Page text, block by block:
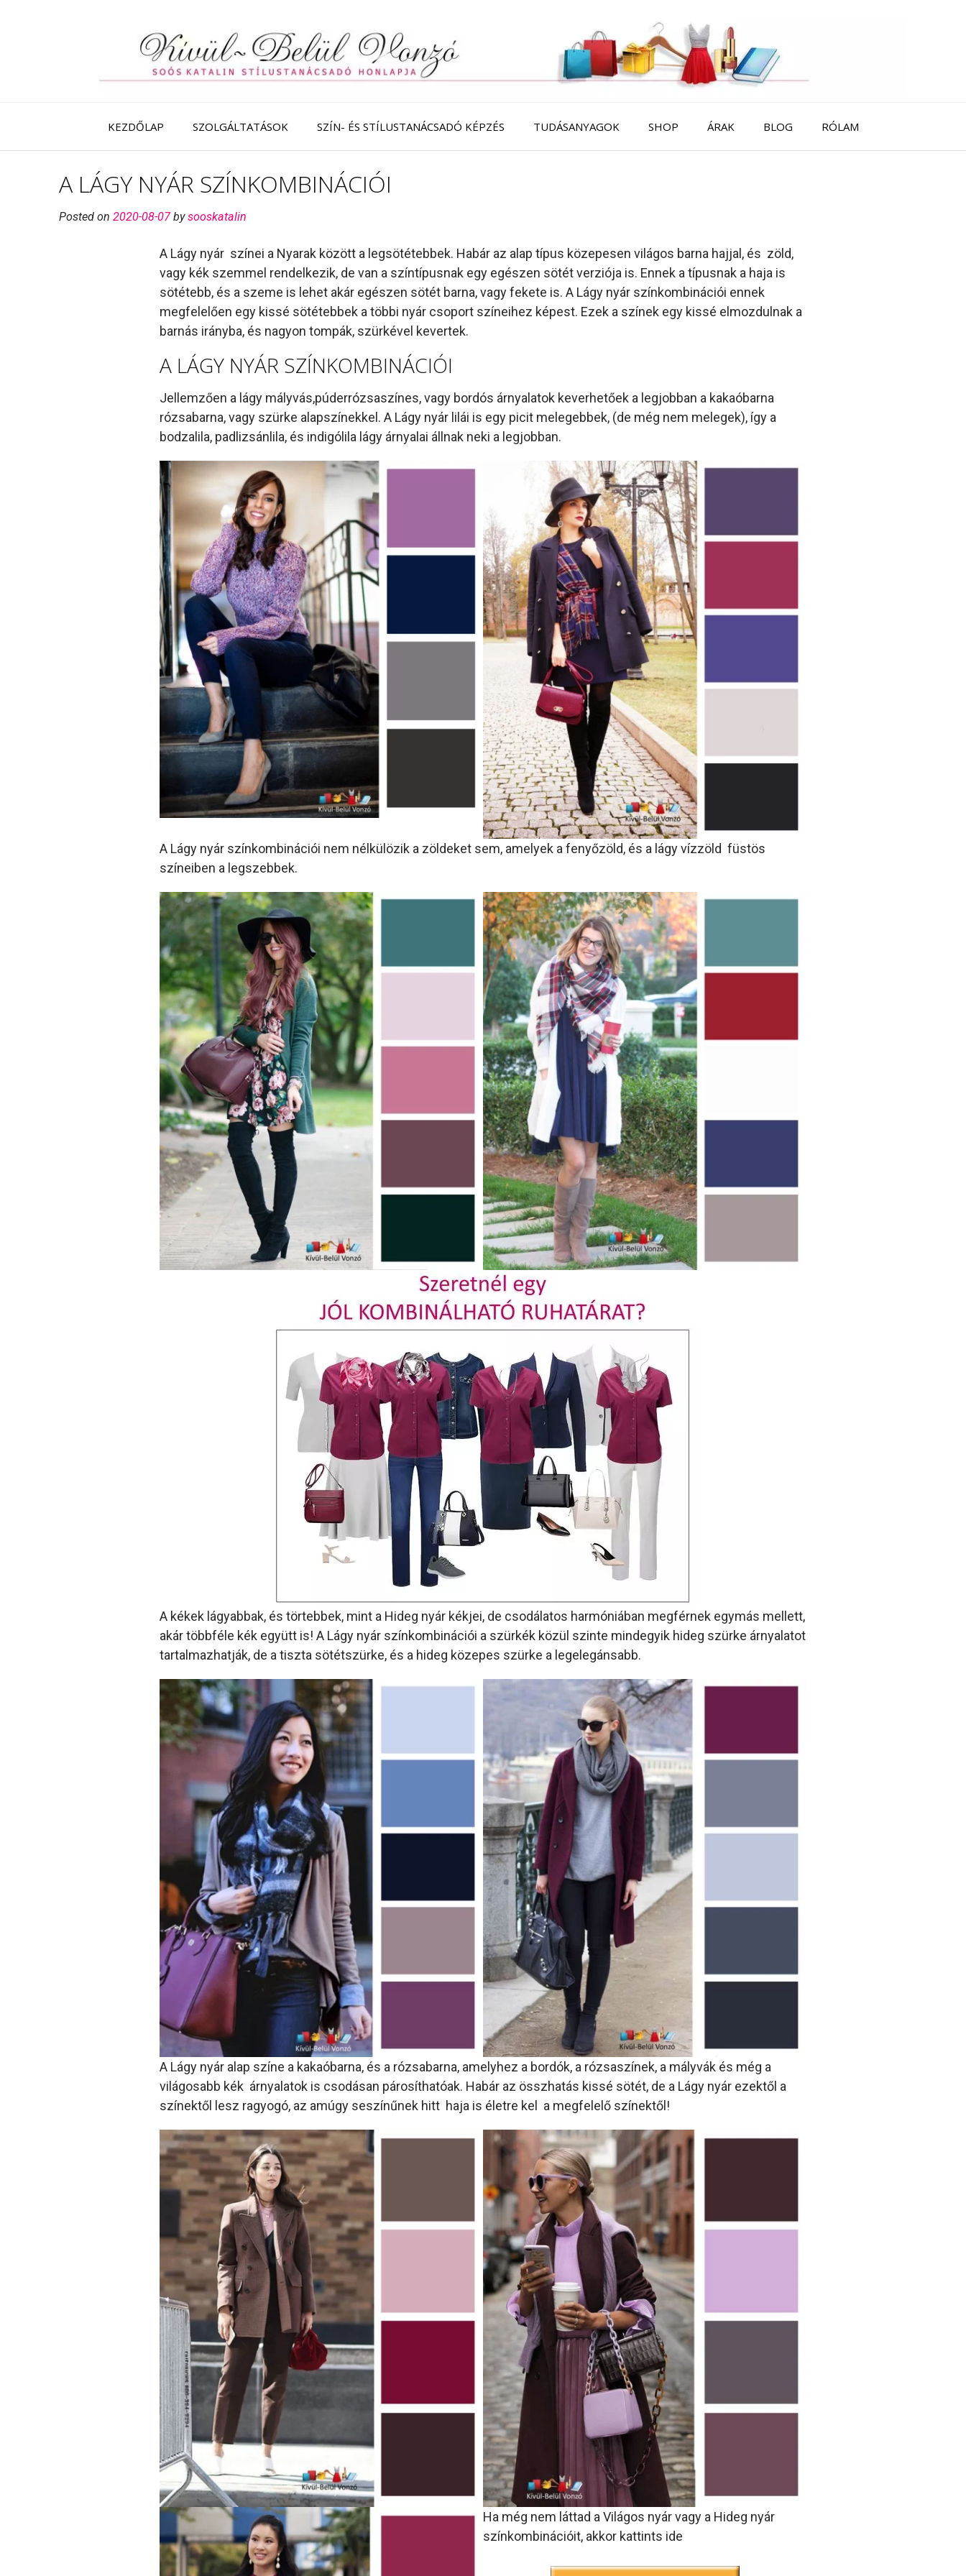
KEZDŐLAP SZOLGÁLTATÁSOK SZÍN- ÉS STÍLUSTANÁCSADÓ KÉPZÉS TUDÁSANYAGOK SHOP ÁRAK BLOG RÓLAM
A LÁGY NYÁR SZÍNKOMBINÁCIÓI
Posted on 2020-08-07bysooskatalin
A Lágy nyár színei a Nyarak között a legsötétebbek. Habár az alap típus közepesen világos barna hajjal, és zöld,
vagy kék szemmel rendelkezik, de van a színtípusnak egy egészen sötét verziója is. Ennek a típusnak a haja is
sötétebb, és a szeme is lehet akár egészen sötét barna, vagy fekete is. A Lágy nyár színkombinációi ennek
megfelelően egy kissé sötétebbek a többi nyár csoport színeihez képest. Ezek a színek egy kissé elmozdulnak a
barnás irányba, és nagyon tompák, szürkével kevertek.
A LÁGY NYÁR SZÍNKOMBINÁCIÓI
Jellemzően a lágy mályvás,púderrózsaszínes, vagy bordós árnyalatok keverhetőek a legjobban a kakaóbarna
rózsabarna, vagy szürke alapszínekkel. A Lágy nyár lilái is egy picit melegebbek, (de még nem melegek), így a
bodzalila, padlizsánlila, és indigólila lágy árnyalai állnak neki a legjobban.
A Lágy nyár színkombinációi nem nélkülözik a zöldeket sem, amelyek a fenyőzöld, és a lágy vízzöld füstös
színeiben a legszebbek.
A kékek lágyabbak, és törtebbek, mint a Hideg nyár kékjei, de csodálatos harmóniában megférnek egymás mellett,
akár többféle kék együtt is! A Lágy nyár színkombinációi a szürkék közül szinte mindegyik hideg szürke árnyalatot
tartalmazhatják, de a tiszta sötétszürke, és a hideg közepes szürke a legelegánsabb.
A Lágy nyár alap színe a kakaóbarna, és a rózsabarna, amelyhez a bordók, a rózsaszínek, a mályvák és még a
világosabb kék árnyalatok is csodásan párosíthatóak. Habár az összhatás kissé sötét, de a Lágy nyár ezektől a
színektől lesz ragyogó, az amúgy seszínűnek hitt haja is életre kel a megfelelő színektől!
Ha még nem láttad a Világos nyár vagy a Hideg nyár
színkombinációit, akkor kattints ide